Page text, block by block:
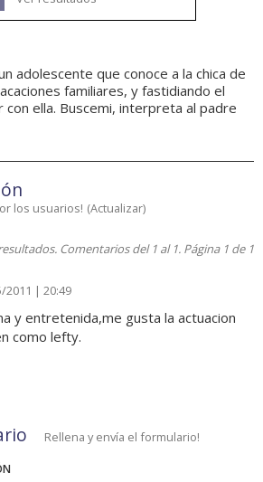
adolescente que conoce a la chica de
familiares, y fastidiando el
ella. Buscemi, interpreta al padre
los usuarios! (Actualizar)
Comentarios del 1 al 1. Página 1 de 1
2011 | 20:49
y entretenida,me gusta la actuacion
como lefty.
Rellena y envía el formulario!